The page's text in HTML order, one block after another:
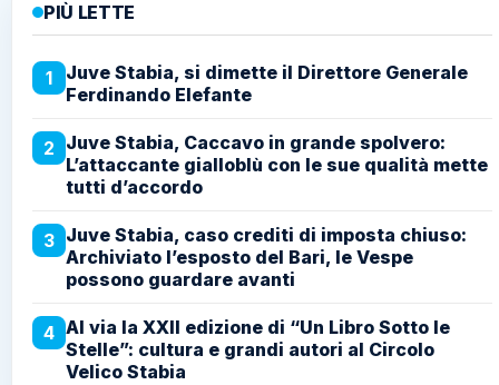
PIÙ LETTE
1
Juve Stabia, si dimette il Direttore Generale
Ferdinando Elefante
2 Juve Stabia, Caccavo in grande spolvero:
L’attaccante gialloblù con le sue qualità mette
tutti d’accordo
3 Juve Stabia, caso crediti di imposta chiuso:
Archiviato l’esposto del Bari, le Vespe
possono guardare avanti
4 Al via la XXII edizione di “Un Libro Sotto le
Stelle”: cultura e grandi autori al Circolo
Velico Stabia